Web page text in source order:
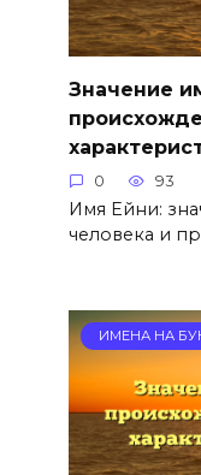
Значение
0 93
Имя Ейни:
человека и
ИМЕНА НА